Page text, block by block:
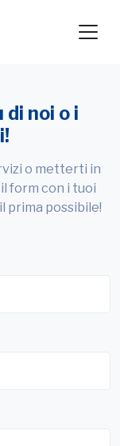
noi o i
o metterti in
form con i tuoi
prima possibile!